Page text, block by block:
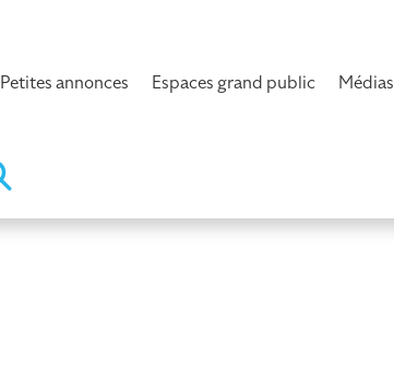
Petites annonces Espaces grand public Médias